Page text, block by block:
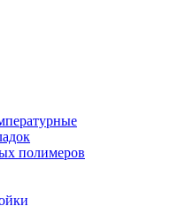
полимеров